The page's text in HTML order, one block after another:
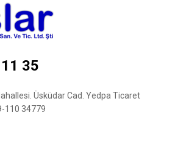
35
Üsküdar Cad. Yedpa Ticaret
110 34779